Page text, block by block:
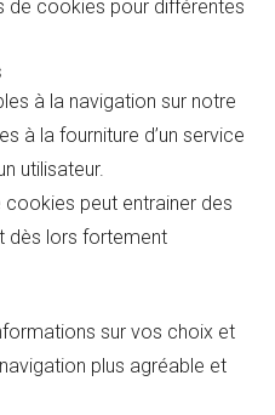
de cookies pour différentes
à la navigation sur notre
à la fourniture d’un service
utilisateur.
peut entrainer des
dès lors fortement
sur vos choix et
plus agréable et